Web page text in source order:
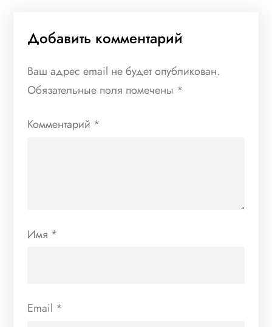
Добавить комментарий
Ваш адрес email не будет опубликован.
Обязательные поля помечены *
Комментарий *
Имя *
Email *